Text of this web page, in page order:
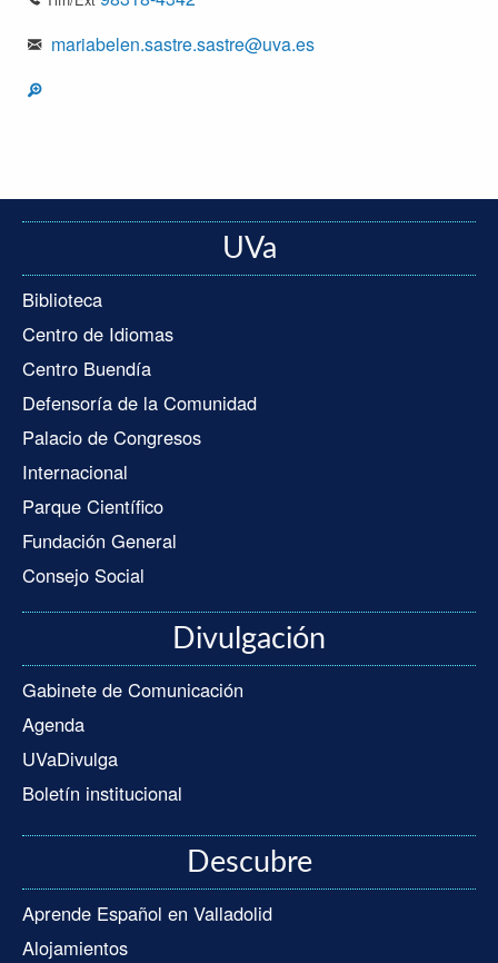
mariabelen.sastre.sastre@uva.es
UVa
Biblioteca
Centro de Idiomas
Centro Buendía
Defensoría de la Comunidad
Palacio de Congresos
Internacional
Parque Científico
Fundación General
Consejo Social
Divulgación
Gabinete de Comunicación
Agenda
UVaDivulga
Boletín institucional
Descubre
Aprende Español en Valladolid
Alojamientos